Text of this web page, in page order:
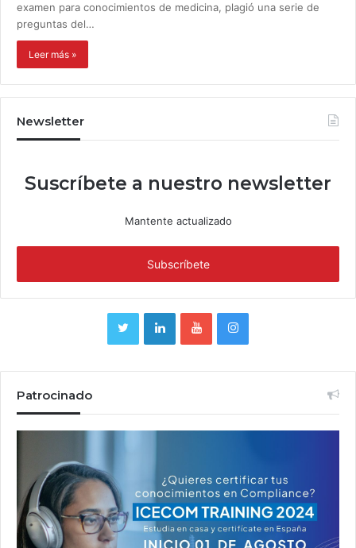
examen para conocimientos de medicina, plagió una serie de
preguntas del…
Leer más »
Newsletter
Suscríbete a nuestro newsletter
Mantente actualizado
Patrocinado